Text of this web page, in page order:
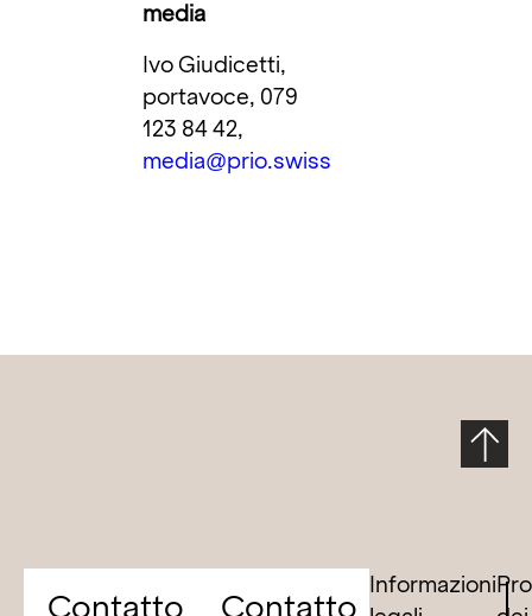
media
Ivo Giudicetti,
portavoce, 079
123 84 42,
media@prio.swiss
Contatto Contatto
Informazioni